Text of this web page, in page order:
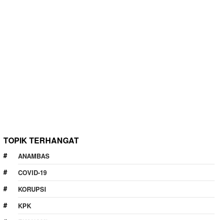
TOPIK TERHANGAT
ANAMBAS
COVID-19
KORUPSI
KPK